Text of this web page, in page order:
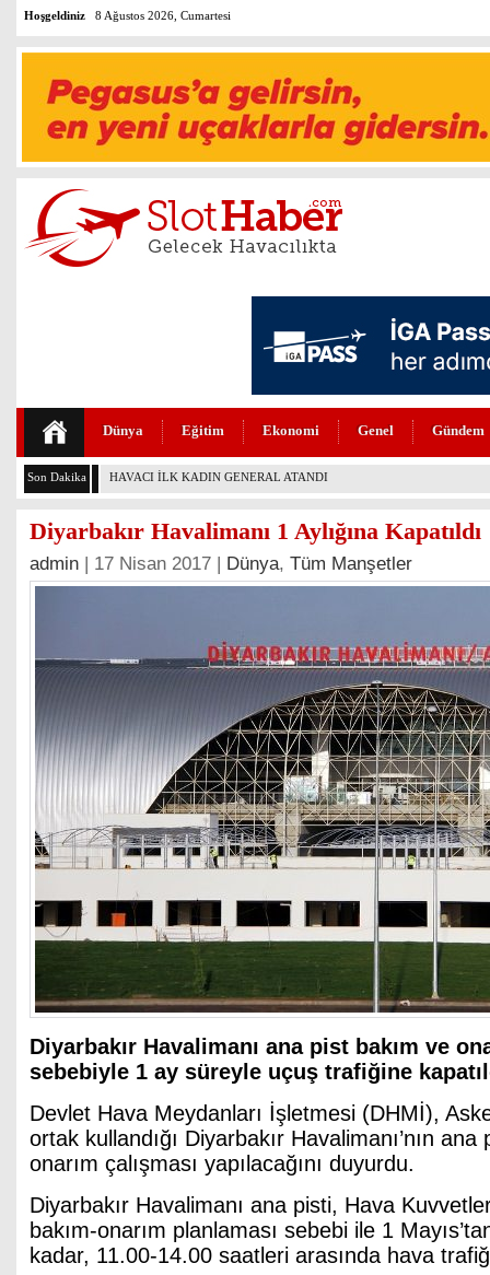
Hoşgeldiniz 8 Ağustos 2026, Cumartesi
Dünya Eğitim Ekonomi Genel Gündem
Son Dakika BOEİNG 737-7 FAA SERTİFİKASINI ALDI
Diyarbakır Havalimanı 1 Aylığına Kapatıldı
admin | 17 Nisan 2017 | Dünya, Tüm Manşetler
Diyarbakır Havalimanı ana pist bakım ve
sebebiyle 1 ay süreyle uçuş trafiğine
Devlet Hava Meydanları İşletmesi (DHMİ),
ortak kullandığı Diyarbakır Havalimanı’nın
onarım çalışması yapılacağını duyurdu.
Diyarbakır Havalimanı ana pisti, Hava
bakım-onarım planlaması sebebi ile 1
kadar, 11.00-14.00 saatleri arasında hava